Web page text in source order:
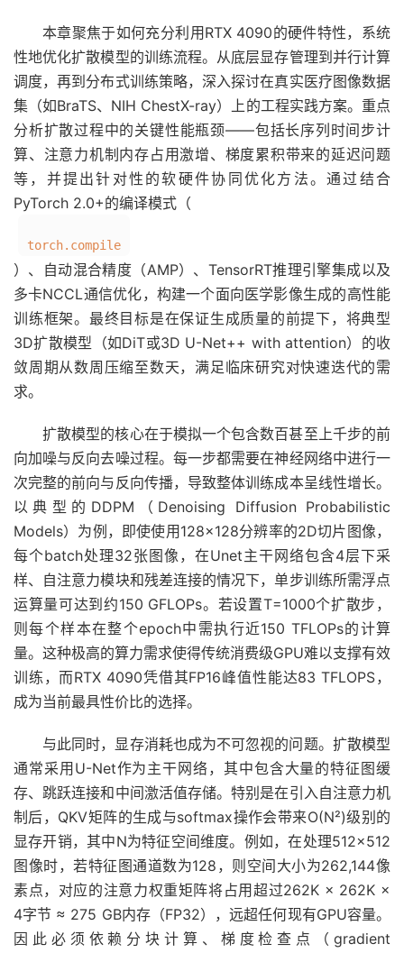
本章聚焦于如何充分利用RTX 4090的硬件特性，系统
性地优化扩散模型的训练流程。从底层显存管理到并行计算
调度，再到分布式训练策略，深入探讨在真实医疗图像数据
集（如BraTS、NIH ChestX-ray）上的工程实践方案。重点
分析扩散过程中的关键性能瓶颈——包括长序列时间步计
算、注意力机制内存占用激增、梯度累积带来的延迟问题
等，并提出针对性的软硬件协同优化方法。通过结合
PyTorch 2.0+的编译模式（
torch.compile
）、自动混合精度（AMP）、TensorRT推理引擎集成以及
多卡NCCL通信优化，构建一个面向医学影像生成的高性能
训练框架。最终目标是在保证生成质量的前提下，将典型
3D扩散模型（如DiT或3D U-Net++ with attention）的收
敛周期从数周压缩至数天，满足临床研究对快速迭代的需
求。
扩散模型的核心在于模拟一个包含数百甚至上千步的前
向加噪与反向去噪过程。每一步都需要在神经网络中进行一
次完整的前向与反向传播，导致整体训练成本呈线性增长。
以典型的DDPM（Denoising Diffusion Probabilistic
Models）为例，即使使用128×128分辨率的2D切片图像，
每个batch处理32张图像，在Unet主干网络包含4层下采
样、自注意力模块和残差连接的情况下，单步训练所需浮点
运算量可达到约150 GFLOPs。若设置T=1000个扩散步，
则每个样本在整个epoch中需执行近150 TFLOPs的计算
量。这种极高的算力需求使得传统消费级GPU难以支撑有效
训练，而RTX 4090凭借其FP16峰值性能达83 TFLOPS，
成为当前最具性价比的选择。
与此同时，显存消耗也成为不可忽视的问题。扩散模型
通常采用U-Net作为主干网络，其中包含大量的特征图缓
存、跳跃连接和中间激活值存储。特别是在引入自注意力机
制后，QKV矩阵的生成与softmax操作会带来O(N²)级别的
显存开销，其中N为特征空间维度。例如，在处理512×512
图像时，若特征图通道数为128，则空间大小为262,144像
素点，对应的注意力权重矩阵将占用超过262K × 262K ×
4字节 ≈ 275 GB内存（FP32），远超任何现有GPU容量。
因此必须依赖分块计算、梯度检查点（gradient